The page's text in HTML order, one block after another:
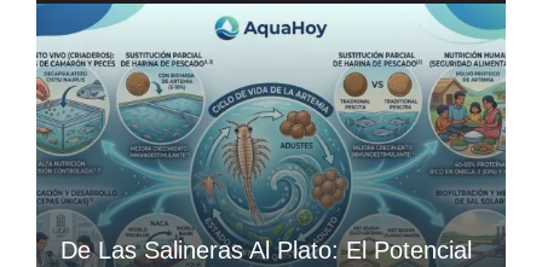
De Las Salineras Al Plato: El Potencial